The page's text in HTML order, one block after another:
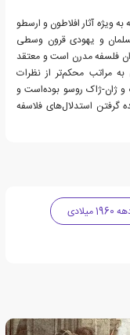
ویژه آثار افلاطون و ارسطو
و یهودی قرون وسطی
فلسفه مدرن است و معتقد
مراتب محکم‌تر از نظرات
و ژان-ژاک روسو بوده‌است و
گرفتن استدلال‌های فلاسفه
میلادی